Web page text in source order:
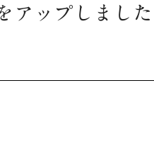
アップしました